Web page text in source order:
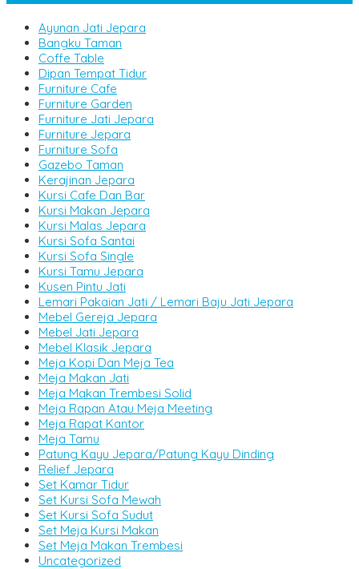
Ayunan Jati Jepara
Bangku Taman
Coffe Table
Dipan Tempat Tidur
Furniture Cafe
Furniture Garden
Furniture Jati Jepara
Furniture Jepara
Furniture Sofa
Gazebo Taman
Kerajinan Jepara
Kursi Cafe Dan Bar
Kursi Makan Jepara
Kursi Malas Jepara
Kursi Sofa Santai
Kursi Sofa Single
Kursi Tamu Jepara
Kusen Pintu Jati
Lemari Pakaian Jati / Lemari Baju Jati Jepara
Mebel Gereja Jepara
Mebel Jati Jepara
Mebel Klasik Jepara
Meja Kopi Dan Meja Tea
Meja Makan Jati
Meja Makan Trembesi Solid
Meja Rapan Atau Meja Meeting
Meja Rapat Kantor
Meja Tamu
Patung Kayu Jepara/Patung Kayu Dinding
Relief Jepara
Set Kamar Tidur
Set Kursi Sofa Mewah
Set Kursi Sofa Sudut
Set Meja Kursi Makan
Set Meja Makan Trembesi
Uncategorized